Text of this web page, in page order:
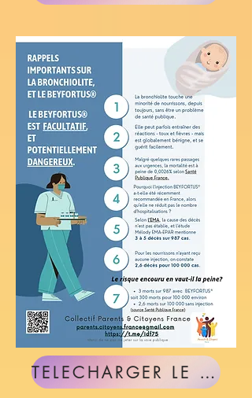
TELECHARGER LE DOCUMENT